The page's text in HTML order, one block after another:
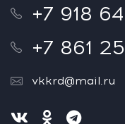
+7 918
+7 861
vkkrd@mail.ru